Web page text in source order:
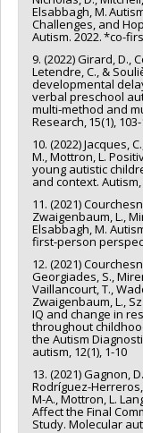
Elsabbagh, M.
Challenges, and
Autism. 2022. *co-
9. (2022) Girard, D.,
Letendre, C., &
developmental
verbal preschool
multi‐method and
Research, 15(1),
10. (2022) Jacques,
M., Mottron, L.
young autistic
and context. Autism,
11. (2021)
Zwaigenbaum, L.,
Elsabbagh, M.
first-person
12. (2021)
Georgiades, S.,
Vaillancourt, T.,
Zwaigenbaum, L.,
IQ and change in
throughout
the Autism
autism, 12(1), 1-10
13. (2021) Gagnon,
Rodríguez-Herreros,
M-A., Mottron, L.
Affect the Final
Study. Molecular